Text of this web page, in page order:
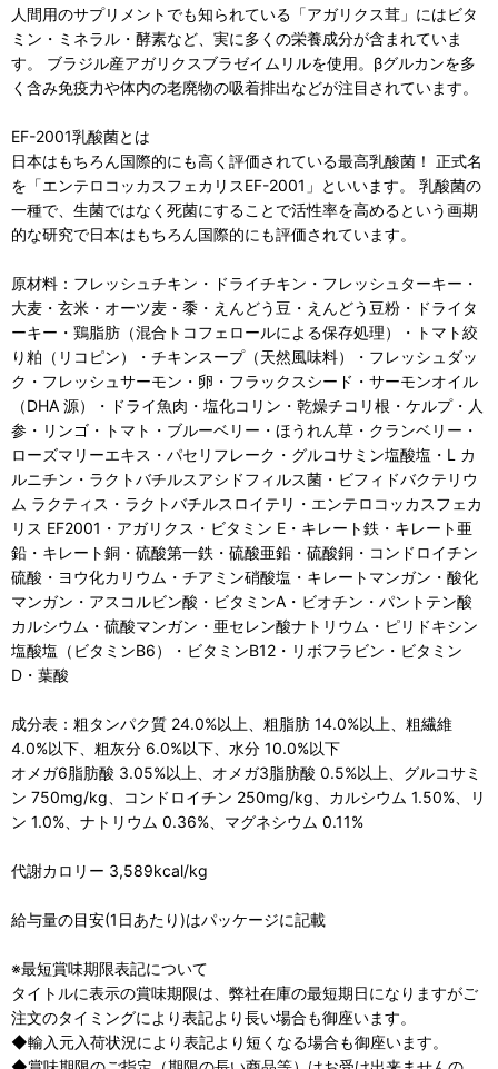
人間用のサプリメントでも知られている「アガリクス茸」にはビタ
ミン・ミネラル・酵素など、実に多くの栄養成分が含まれていま
す。 ブラジル産アガリクスブラゼイムリルを使用。βグルカンを多
く含み免疫力や体内の老廃物の吸着排出などが注目されています。
EF-2001乳酸菌とは
日本はもちろん国際的にも高く評価されている最高乳酸菌！ 正式名
を「エンテロコッカスフェカリスEF-2001」といいます。 乳酸菌の
一種で、生菌ではなく死菌にすることで活性率を高めるという画期
的な研究で日本はもちろん国際的にも評価されています。
原材料：フレッシュチキン・ドライチキン・フレッシュターキー・
大麦・玄米・オーツ麦・黍・えんどう豆・えんどう豆粉・ドライタ
ーキー・鶏脂肪（混合トコフェロールによる保存処理）・トマト絞
り粕（リコピン）・チキンスープ（天然風味料）・フレッシュダッ
ク・フレッシュサーモン・卵・フラックスシード・サーモンオイル
（DHA 源）・ドライ魚肉・塩化コリン・乾燥チコリ根・ケルプ・人
参・リンゴ・トマト・ブルーベリー・ほうれん草・クランベリー・
ローズマリーエキス・パセリフレーク・グルコサミン塩酸塩・L カ
ルニチン・ラクトバチルスアシドフィルス菌・ビフィドバクテリウ
ム ラクティス・ラクトバチルスロイテリ・エンテロコッカスフェカ
リス EF2001・アガリクス・ビタミン E・キレート鉄・キレート亜
鉛・キレート銅・硫酸第一鉄・硫酸亜鉛・硫酸銅・コンドロイチン
硫酸・ヨウ化カリウム・チアミン硝酸塩・キレートマンガン・酸化
マンガン・アスコルビン酸・ビタミンA・ビオチン・パントテン酸
カルシウム・硫酸マンガン・亜セレン酸ナトリウム・ピリドキシン
塩酸塩（ビタミンB6）・ビタミンB12・リボフラビン・ビタミン
D・葉酸
成分表：粗タンパク質 24.0%以上、粗脂肪 14.0%以上、粗繊維
4.0%以下、粗灰分 6.0%以下、水分 10.0%以下
オメガ6脂肪酸 3.05%以上、オメガ3脂肪酸 0.5%以上、グルコサミ
ン 750mg/kg、コンドロイチン 250mg/kg、カルシウム 1.50%、リ
ン 1.0%、ナトリウム 0.36%、マグネシウム 0.11%
代謝カロリー 3,589kcal/kg
給与量の目安(1日あたり)はパッケージに記載
※最短賞味期限表記について
タイトルに表示の賞味期限は、弊社在庫の最短期日になりますがご
注文のタイミングにより表記より長い場合も御座います。
◆輸入元入荷状況により表記より短くなる場合も御座います。